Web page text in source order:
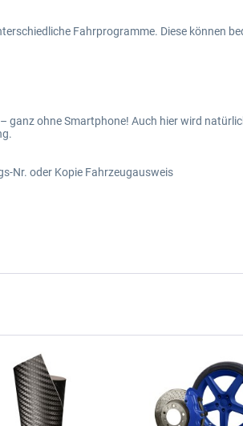
Fahrprogramme. Diese können
ohne Smartphone! Auch hier wird
Nr. oder Kopie Fahrzeugausweis